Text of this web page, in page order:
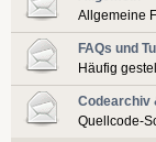
Allgemeine
FAQs und
Häufig
Codearchiv
Quellcode-